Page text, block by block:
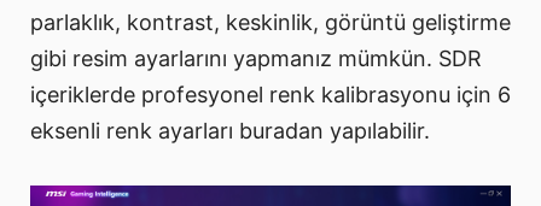
parlaklık, kontrast, keskinlik, görüntü geliştirme
gibi resim ayarlarını yapmanız mümkün. SDR
içeriklerde profesyonel renk kalibrasyonu için 6
eksenli renk ayarları buradan yapılabilir.